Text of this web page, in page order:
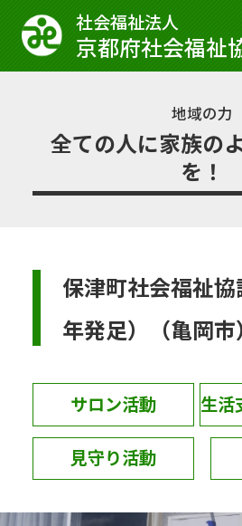
社会福祉法⼈
京都府社会福祉
地域の力
全ての人に家族の
を！
保津町社会福祉
年発足）（亀岡市）
サロン活動 生活
見守り活動